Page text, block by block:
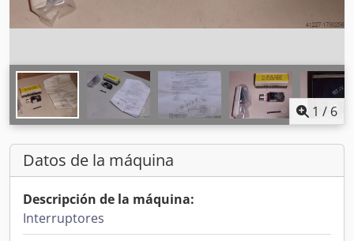
1 / 6
Datos de la máquina
Descripción de la máquina:
Interruptores